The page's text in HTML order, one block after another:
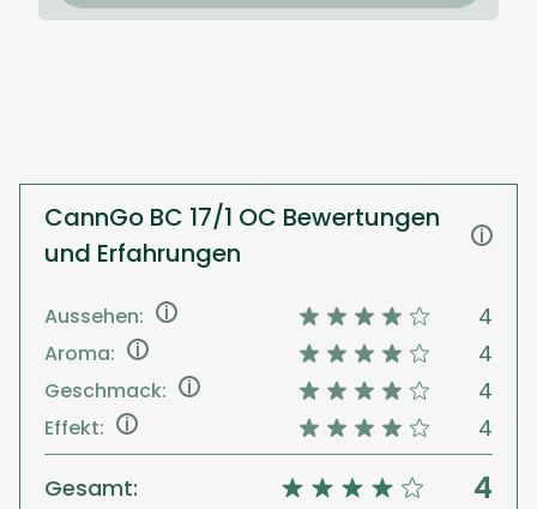
CannGo BC 17/1 OC Bewertungen
und Erfahrungen
i
Aussehen: i 4
Aroma: i 4
Geschmack: i 4
Effekt: i
4
Gesamt:
4